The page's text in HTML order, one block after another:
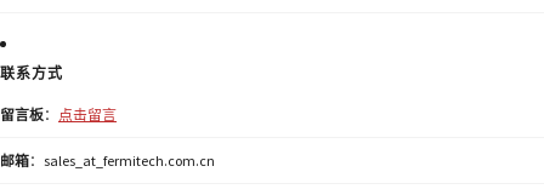
联系方式
留言板： 点击留言
邮箱：sales_at_fermitech.com.cn